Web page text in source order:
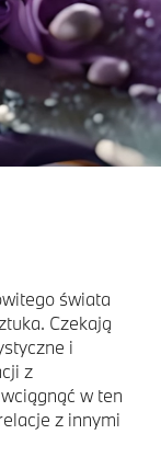
świata
Czekają
i
z
w ten
z innymi